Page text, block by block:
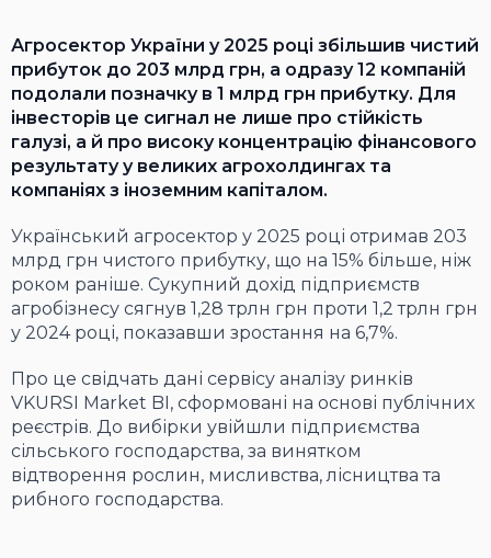
Агросектор України у 2025 році збільшив чистий
прибуток до 203 млрд грн, а одразу 12 компаній
подолали позначку в 1 млрд грн прибутку. Для
інвесторів це сигнал не лише про стійкість
галузі, а й про високу концентрацію фінансового
результату у великих агрохолдингах та
компаніях з іноземним капіталом.
Український агросектор у 2025 році отримав 203
млрд грн чистого прибутку, що на 15% більше, ніж
роком раніше. Сукупний дохід підприємств
агробізнесу сягнув 1,28 трлн грн проти 1,2 трлн грн
у 2024 році, показавши зростання на 6,7%.
Про це свідчать дані сервісу аналізу ринків
VKURSI Market BI, сформовані на основі публічних
реєстрів. До вибірки увійшли підприємства
сільського господарства, за винятком
відтворення рослин, мисливства, лісництва та
рибного господарства.